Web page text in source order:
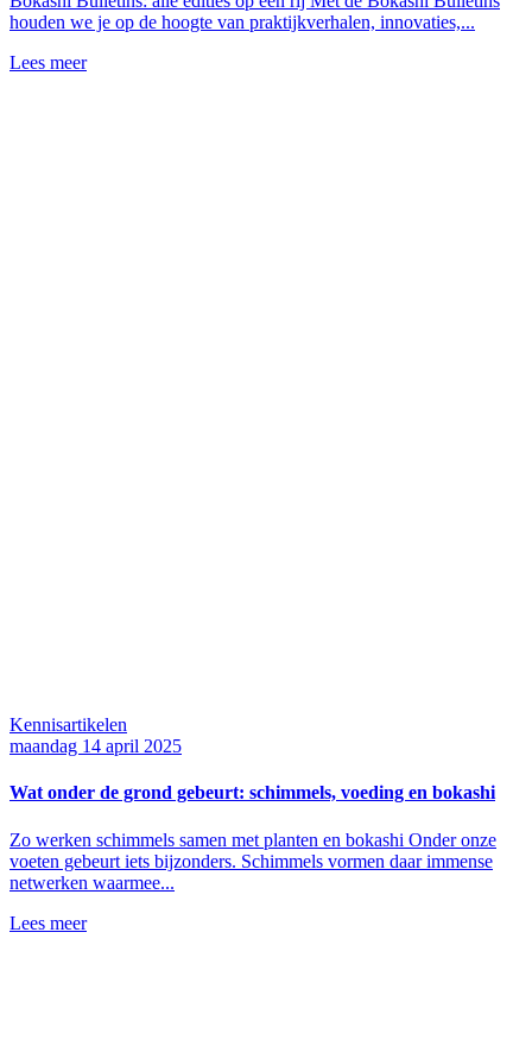
houden we je op de hoogte van praktijkverhalen, innovaties,...
Lees meer
Kennisartikelen
maandag 14 april 2025
Wat onder de grond gebeurt: schimmels, voeding en bokashi
Zo werken schimmels samen met planten en bokashi Onder onze
voeten gebeurt iets bijzonders. Schimmels vormen daar immense
netwerken waarmee...
Lees meer